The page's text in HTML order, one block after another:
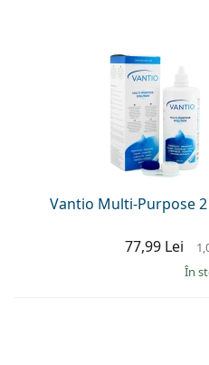
Vantio Multi-Purpose
77,99 Lei
În